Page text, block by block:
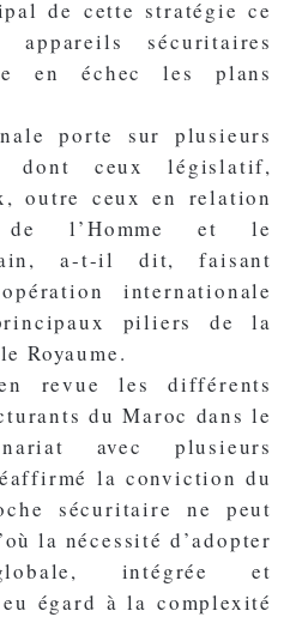
de cette stratégie ce
sécuritaires
en échec les plans
porte sur plusieurs
dont ceux législatif,
outre ceux en relation
l’Homme et le
a-t-il dit, faisant
internationale
piliers de la
Royaume.
revue les différents
du Maroc dans le
avec plusieurs
la conviction du
sécuritaire ne peut
la nécessité d’adopter
intégrée et
égard à la complexité